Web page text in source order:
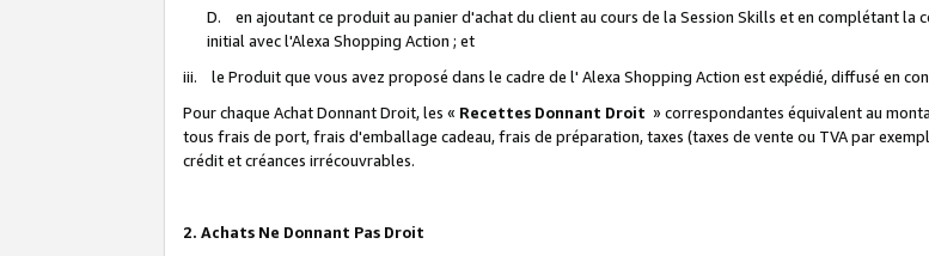
D. en ajoutant ce produit au panier d'achat du client au cours de la Session Skills et en complétant la
initial avec l'Alexa Shopping Action ; et
iii. le Produit que vous avez proposé dans le cadre de l' Alexa Shopping Action est expédié, diffusé en
Pour chaque Achat Donnant Droit, les « Recettes Donnant Droit » correspondantes équivalent au
tous frais de port, frais d'emballage cadeau, frais de préparation, taxes (taxes de vente ou TVA par
crédit et créances irrécouvrables.
2. Achats Ne Donnant Pas Droit